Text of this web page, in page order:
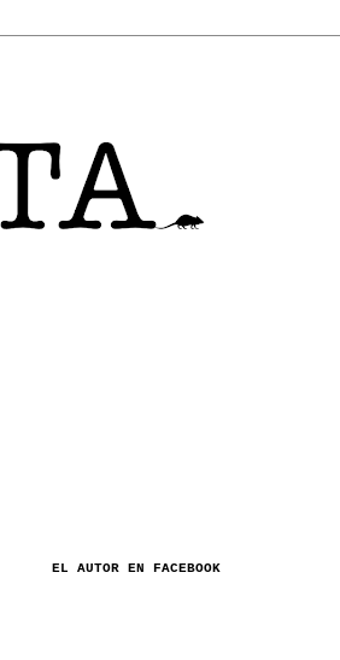
EL AUTOR EN FACEBOOK